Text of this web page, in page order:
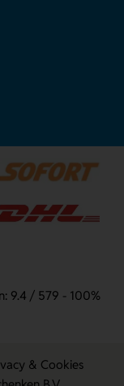
9.4 / 579 - 100%
& Cookies